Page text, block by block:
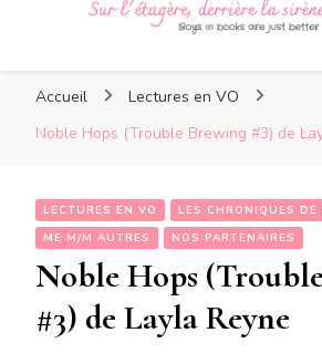
sirène en
Accueil
Lectures en VO
Noble Hops (Trouble Brewing #3) de
LECTURES EN VO
LES CHRONIQUES DE
ME M/M AUTRES
NOS PARTENAIRES
Noble Hops
#3) de Layla Reyne